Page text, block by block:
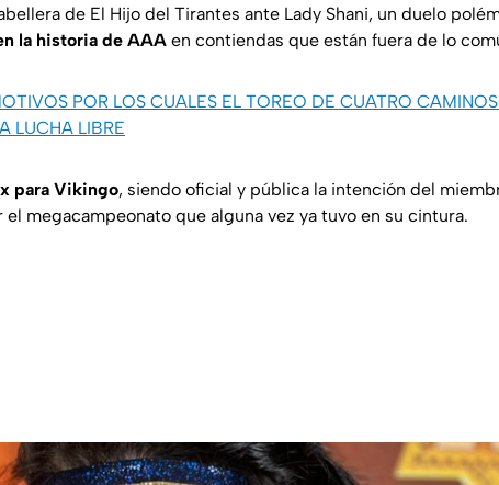
de El Hijo del Tirantes ante Lady Shani, un duelo
la historia de AAA en contiendas que están fuera de lo
POR LOS CUALES EL TOREO DE CUATRO
LUCHA LIBRE
para Vikingo, siendo oficial y pública la intención del
el megacampeonato que alguna vez ya tuvo en su cintura.